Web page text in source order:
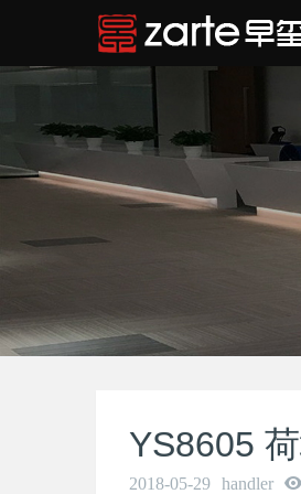
YS8605
2018-05-29 handler